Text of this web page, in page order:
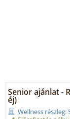
Senior ajánlat -
éj)
Wellness részleg: